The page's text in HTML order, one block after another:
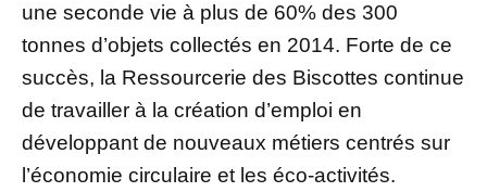
une seconde vie à plus de 60% des 300
tonnes d’objets collectés en 2014. Forte de ce
succès, la Ressourcerie des Biscottes continue
de travailler à la création d’emploi en
développant de nouveaux métiers centrés sur
l’économie circulaire et les éco-activités.